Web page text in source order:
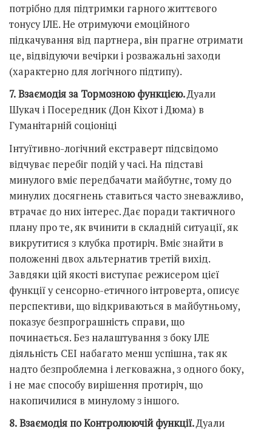
потрібно для підтримки гарного життєвого
тонусу ІЛЕ. Не отримуючи емоційного
підкачування від партнера, він прагне отримати
це, відвідуючи вечірки і розважальні заходи
(характерно для логічного підтипу).
7.Взаємодія за Тормозною функцією.Дуали
Шукач і Посередник (Дон Кіхот і Дюма) в
Гуманітарній соціоніці
Інтуїтивно-логічний екстраверт підсвідомо
відчуває перебіг подій у часі. На підставі
минулого вміє передбачати майбутнє, тому до
минулих досягнень ставиться часто зневажливо,
втрачає до них інтерес. Дає поради тактичного
плану про те, як вчинити в складній ситуації, як
викрутитися з клубка протиріч. Вміє знайти в
положенні двох альтернатив третій вихід.
Завдяки цій якості виступає режисером цієї
функції у сенсорно-етичного інтроверта, описує
перспективи, що відкриваються в майбутньому,
показує безпрограшність справи, що
починається. Без налаштування з боку ІЛЕ
діяльність СЕІ набагато менш успішна, так як
надто безпроблемна і легковажна, з одного боку,
і не має способу вирішення протиріч, що
накопичилися в минулому з іншого.
8.Взаємодія по Контролюючій функції.Дуали